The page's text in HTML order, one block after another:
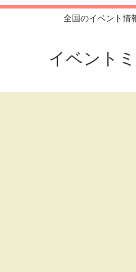
全国のイベント情
イベント